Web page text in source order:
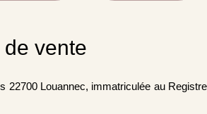
vente
22700 Louannec, immatriculée au